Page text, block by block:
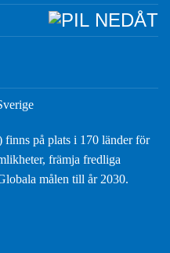
på plats i 170 länder för
främja fredliga
målen till år 2030.